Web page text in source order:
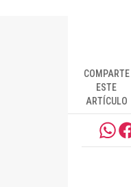
COMPARTE
ESTE
ARTÍCULO